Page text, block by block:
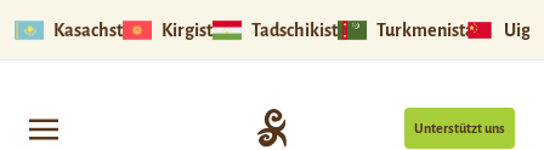
Kasachstan Kirgistan Tadschikistan Turkmenistan
Unterstützt uns